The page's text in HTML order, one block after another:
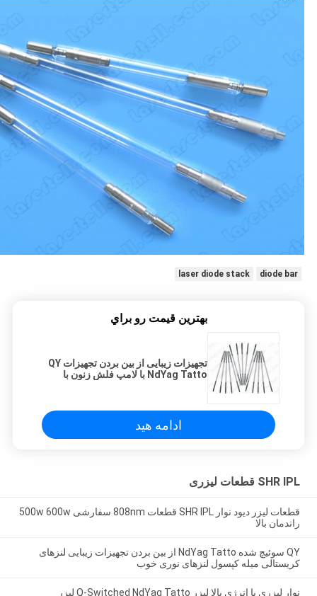
diode bar
laser diode stack
بهترين قيمت رو براي
تجهیزات زیبایی از بین بردن تجهیزات QY
NdYag Tatto با لامپ فلش زنون با
ادامه هید
SHR IPL قطعات لیزری
قطعات لیزر دیود نوار SHR IPL قطعات 808nm سفارشی 500w 600w
راندمان بالا
QY سوئیچ شده NdYag Tatto از بین بردن تجهیزات زیبایی لنزهای
کریستالی میله کپسول لنزهای نوری خوب
نوار لیزری با انرژی بالا لیزر Q-Switched NdYag Tatto لیزر